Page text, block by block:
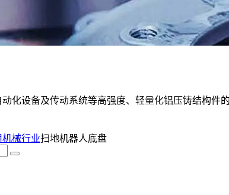
化设备及传动系统等高强度、轻量化铝压铸结构件的
机械行业扫地机器人底盘